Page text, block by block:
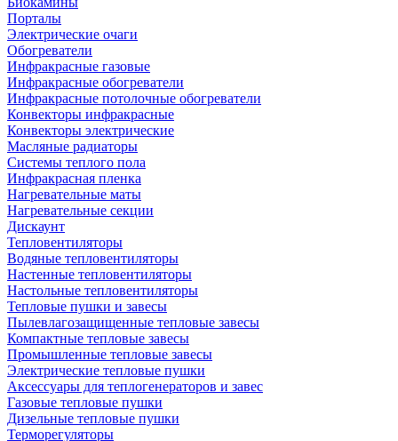
Порталы
Электрические очаги
Обогреватели
Инфракрасные газовые
Инфракрасные обогреватели
Инфракрасные потолочные обогреватели
Конвекторы инфракрасные
Конвекторы электрические
Масляные радиаторы
Системы теплого пола
Инфракрасная пленка
Нагревательные маты
Нагревательные секции
Дискаунт
Тепловентиляторы
Водяные тепловентиляторы
Настенные тепловентиляторы
Настольные тепловентиляторы
Тепловые пушки и завесы
Пылевлагозащищенные тепловые завесы
Компактные тепловые завесы
Промышленные тепловые завесы
Электрические тепловые пушки
Аксессуары для теплогенераторов и завес
Газовые тепловые пушки
Дизельные тепловые пушки
Терморегуляторы